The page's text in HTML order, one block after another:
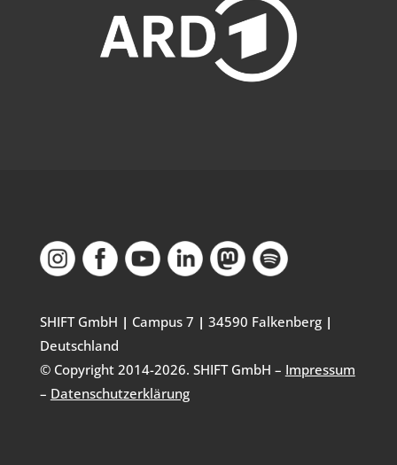
SHIFT GmbH | Campus 7 | 34590 Falkenberg |
Deutschland
© Copyright 2014-2026. SHIFT GmbH – Impressum
– Datenschutzerklärung